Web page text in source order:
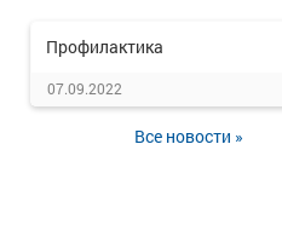
Профилактика
07.09.2022
Все новости »